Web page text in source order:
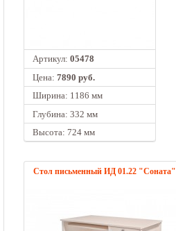
Артикул: 05478
Цена: 7890 руб.
Ширина: 1186 мм
Глубина: 332 мм
Высота: 724 мм
Стол письменный ИД 01.22 "Соната"